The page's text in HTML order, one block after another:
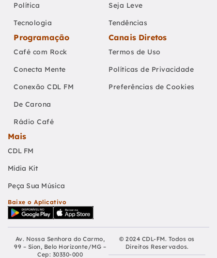
Política
Tecnologia
Seja Leve
Tendências
Programação
Café com Rock
Conecta Mente
Conexão CDL FM
De Carona
Rádio Café
Canais Diretos
Termos de Uso
Políticas de Privacidade
Preferências de Cookies
Mais
CDL FM
Mídia Kit
Peça Sua Música
Baixe o Aplicativo
Av. Nossa Senhora do Carmo,
99 – Sion, Belo Horizonte/MG –
Cep: 30330-000
© 2024 CDL-FM. Todos os
Direitos Reservados.